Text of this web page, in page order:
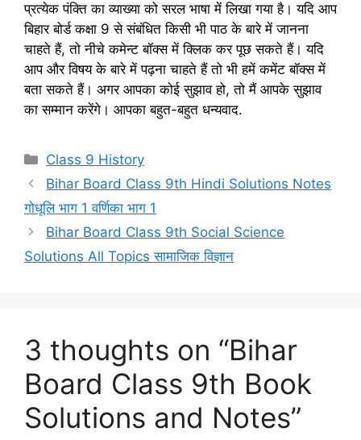
प्रत्‍येक पंक्ति का व्‍याख्‍या को सरल भाषा में लिखा गया है। यदि आप
बिहार बोर्ड कक्षा 9 से संबंधित किसी भी पाठ के बारे में जानना
चाहते हैं, तो नीचे कमेन्‍ट बॉक्‍स में क्लिक कर पूछ सकते हैं। यदि
आप और विषय के बारे में पढ़ना चाहते हैं तो भी हमें कमेंट बॉक्‍स में
बता सकते हैं। अगर आपका कोई सुझाव हो, तो मैं आपके सुझाव
का सम्‍मान करेंगे। आपका बहुत-बहुत धन्‍यवाद.
Categories
Class 9 History
Bihar Board Class 9th Hindi Solutions Notes
गोधूलि भाग 1 वर्णिका भाग 1
Bihar Board Class 9th Social Science
Solutions All Topics सामाजिक विज्ञान
3 thoughts on “Bihar
Board Class 9th Book
Solutions and Notes”